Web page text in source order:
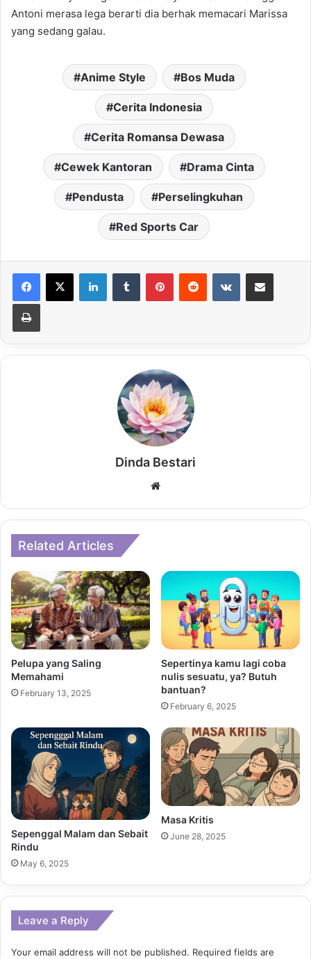
Antoni merasa lega berarti dia berhak memacari Marissa
yang sedang galau.
Anime Style Bos Muda
Cerita Indonesia
Cerita Romansa Dewasa
Cewek Kantoran Drama Cinta
Pendusta Perselingkuhan
Red Sports Car
LinkedInTumblr PinterestReddit VKontakteShare via Email
Print
Dinda Bestari
Related Articles
Pelupa yang Saling
Memahami
February 13, 2025
Sepertinya kamu lagi coba
nulis sesuatu, ya? Butuh
bantuan?
February 6, 2025
Sepenggal Malam dan Sebait
Rindu
May 6, 2025
Masa Kritis
June 28, 2025
Leave a Reply
Your email address will not be published. Required fields are